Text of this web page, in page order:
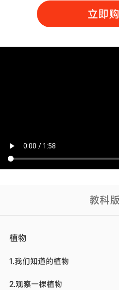
立即
教科版
植物
1.我们知道的植物
2.观察一棵植物